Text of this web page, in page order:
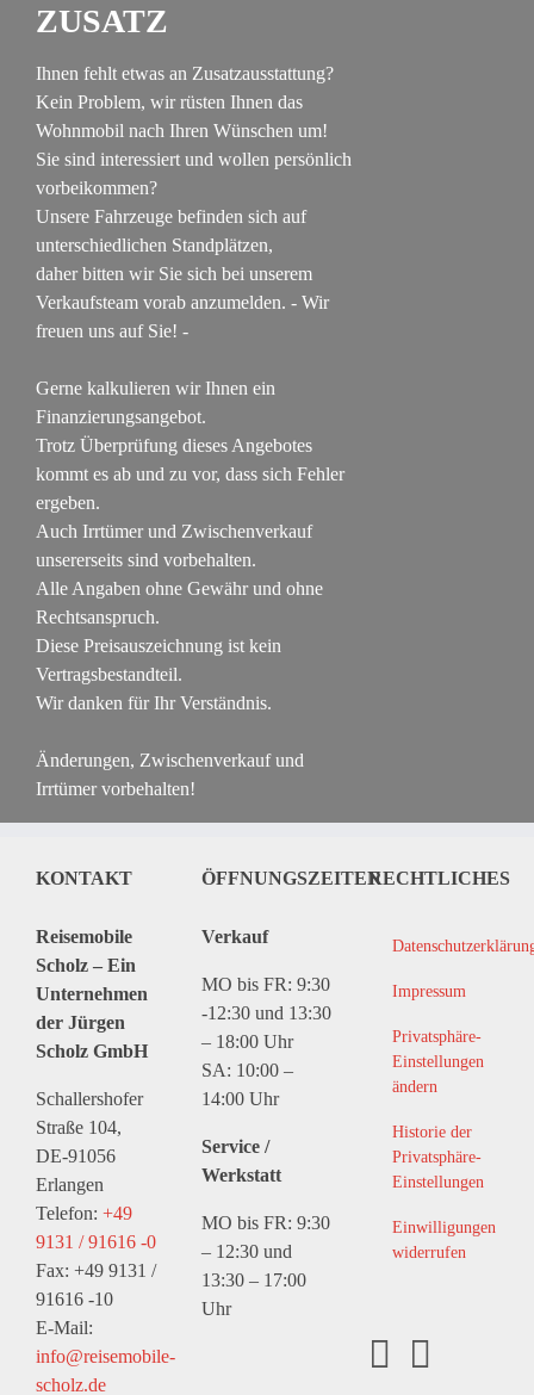
ZUSATZ
Ihnen fehlt etwas an Zusatzausstattung?
Kein Problem, wir rüsten Ihnen das
Wohnmobil nach Ihren Wünschen um!
Sie sind interessiert und wollen persönlich
vorbeikommen?
Unsere Fahrzeuge befinden sich auf
unterschiedlichen Standplätzen,
daher bitten wir Sie sich bei unserem
Verkaufsteam vorab anzumelden. - Wir
freuen uns auf Sie! -
Gerne kalkulieren wir Ihnen ein
Finanzierungsangebot.
Trotz Überprüfung dieses Angebotes
kommt es ab und zu vor, dass sich Fehler
ergeben.
Auch Irrtümer und Zwischenverkauf
unsererseits sind vorbehalten.
Alle Angaben ohne Gewähr und ohne
Rechtsanspruch.
Diese Preisauszeichnung ist kein
Vertragsbestandteil.
Wir danken für Ihr Verständnis.
Änderungen, Zwischenverkauf und
Irrtümer vorbehalten!
KONTAKT
Reisemobile
Scholz – Ein
Unternehmen
der Jürgen
Scholz GmbH
Schallershofer
Straße 104,
DE-91056
Erlangen
Telefon: +49
9131 / 91616 -0
Fax: +49 9131 /
91616 -10
E-Mail:
info@reisemobile-
scholz.de
ÖFFNUNGSZEITEN
Verkauf
MO bis FR: 9:30
-12:30 und 13:30
– 18:00 Uhr
SA: 10:00 –
14:00 Uhr
Service /
Werkstatt
MO bis FR: 9:30
– 12:30 und
13:30 – 17:00
Uhr
RECHTLICHES
Impressum
Privatsphäre-
Einstellungen
ändern
Historie der
Privatsphäre-
Einstellungen
Einwilligungen
widerrufen